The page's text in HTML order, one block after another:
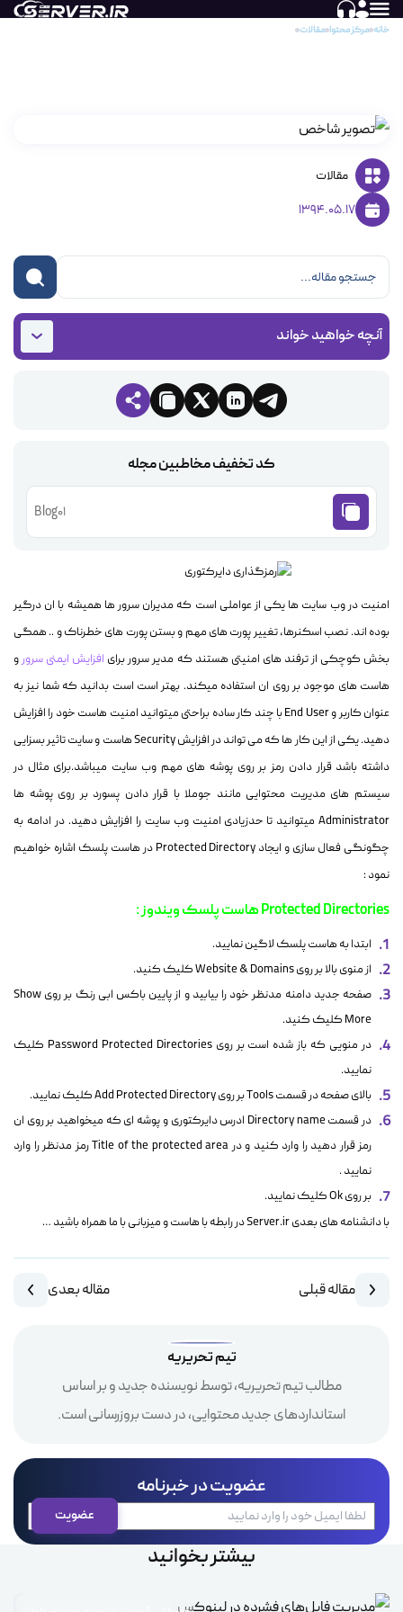
خانه مرکز محتوا مقالات
مقالات
1394.05.17
آنچه خواهید خواند
کد تخفیف مخاطبین مجله
Blog01
امنیت در وب سایت ها یکی از عواملی است که مدیران سرور ها همیشه با ان درگیر
بوده اند. نصب اسکنرها، تغییر پورت های مهم و بستن پورت های خطرناک و .. همگی
بخش کوچکی از ترفند های امنیتی هستند که مدیر سرور برای افزایش ایمنی سرورو
هاست های موجود بر روی ان استفاده میکند. بهتر است است بدانید که شما نیز به
عنوان کاربر و End User با چند کار ساده براحتی میتوانید امنیت هاست خود را افزایش
دهید. یکی از این کار ها که می تواند در افزایش Security هاست و سایت تاثیر بسزایی
داشته باشد قرار دادن رمز بر روی پوشه های مهم وب سایت میباشد.برای مثال در
سیستم های مدیریت محتوایی مانند جوملا با قرار دادن پسورد بر روی پوشه ها
Administrator میتوانید تا حدزیادی امنیت وب سایت را افزایش دهید. در ادامه به
چگونگی فعال سازی و ایجاد Protected Directory در هاست پلسک اشاره خواهیم
نمود :
Protected Directories هاست پلسک ویندوز :
ابتدا به هاست پلسک لاگین نمایید.
از منوی بالا بر روی Website & Domains کلیک کنید.
صفحه جدید دامنه مدنظر خود را بیابید و از پایین باکس ابی رنگ بر روی Show
More کلیک کنید.
در منویی که باز شده است بر روی Password Protected Directories کلیک
نمایید.
بالای صفحه در قسمت Tools بر روی Add Protected Directory کلیک نمایید.
در قسمت Directory name ادرس دایرکتوری و پوشه ای که میخواهید بر روی ان
رمز قرار دهید را وارد کنید و در Title of the protected area رمز مدنظر را وارد
نمایید .
بر روی Ok کلیک نمایید.
با دانشنامه های بعدی Server.ir در رابطه با هاست و میزبانی با ما همراه باشید …
مقاله قبلی مقاله بعدی
تیم تحریریه
مطالب تیم تحریریه، توسط نویسنده جدید و بر اساس
استانداردهای جدید محتوایی، در دست بروزرسانی است.
عضویت در خبرنامه
بیشتر بخوانید